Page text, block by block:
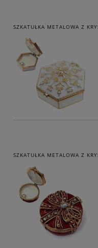
SZKATUŁKA METALOWA Z
SZKATUŁKA METALOWA Z